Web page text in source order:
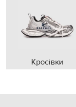
Кросівки